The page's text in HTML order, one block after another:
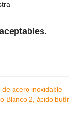
de acero inoxidable
Blanco 2, ácido